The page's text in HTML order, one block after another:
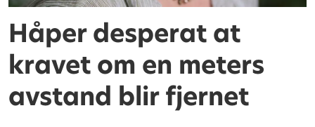
Håper desperat at
kravet om en meters
avstand blir fjernet